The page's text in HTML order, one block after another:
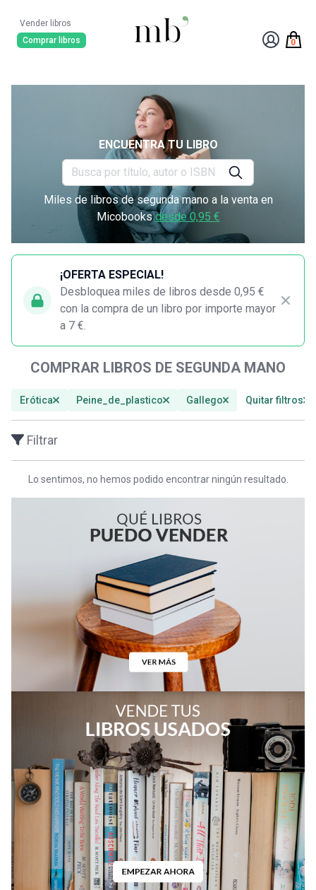
Vender libros
Comprar libros
0
ENCUENTRA TU LIBRO
Miles de libros de segunda mano a la venta en
Micobooksdesde 0,95 €
¡OFERTA ESPECIAL!
Desbloquea miles de libros desde 0,95 €
con la compra de un libro por importe mayor
a 7 €.
COMPRAR LIBROS DE SEGUNDA MANO
Erótica Peine_de_plastico Gallego Quitar filtros
Filtrar
Lo sentimos, no hemos podido encontrar ningún resultado.